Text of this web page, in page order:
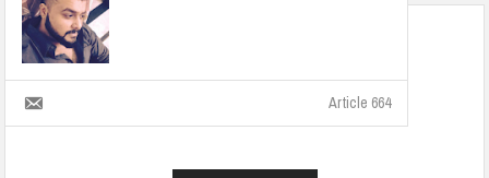
Article 664